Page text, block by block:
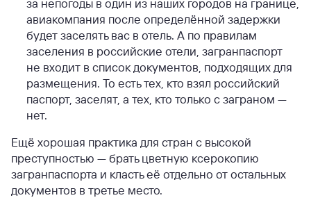
за непогоды в один из наших городов на границе,
авиакомпания после определённой задержки
будет заселять вас в отель. А по правилам
заселения в российские отели, загранпаспорт
не входит в список документов, подходящих для
размещения. То есть тех, кто взял российский
паспорт, заселят, а тех, кто только с заграном —
нет.
Ещё хорошая практика для стран с высокой
преступностью — брать цветную ксерокопию
загранпаспорта и класть её отдельно от остальных
документов в третье место.